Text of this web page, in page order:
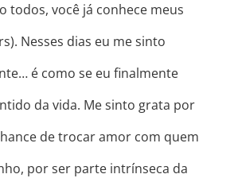
todos, você já conhece meus
Nesses dias eu me sinto
é como se eu finalmente
da vida. Me sinto grata por
de trocar amor com quem
por ser parte intrínseca da